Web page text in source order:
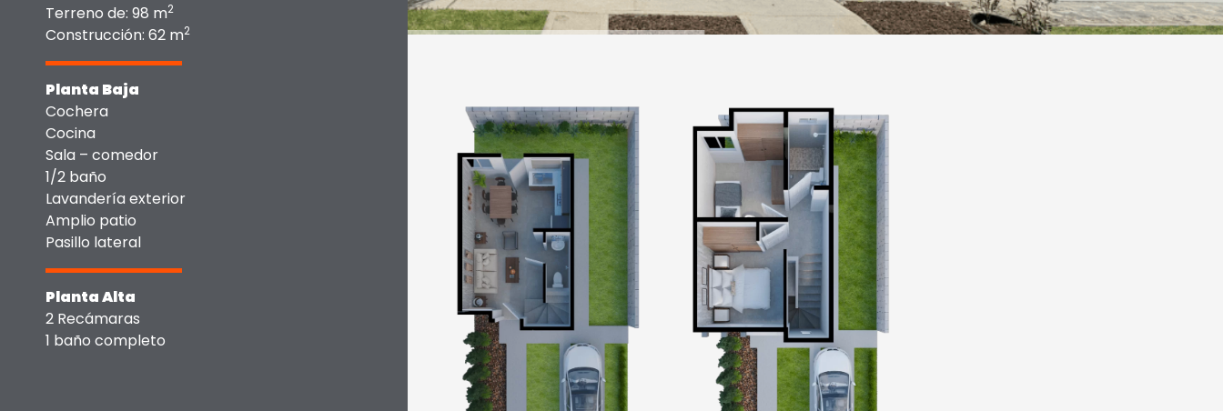
Terreno de: 98 m2
Construcción: 62 m2
Planta Baja
Cochera
Cocina
Sala – comedor
1/2 baño
Lavandería exterior
Amplio patio
Pasillo lateral
Planta Alta
2 Recámaras
1 baño completo